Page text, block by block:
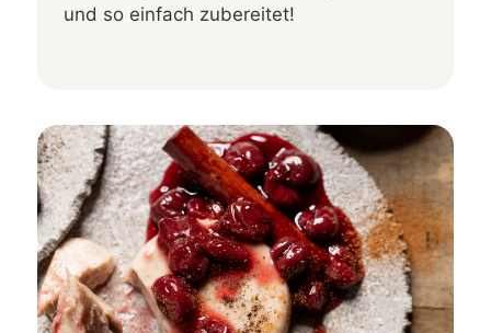
und so einfach zubereitet!